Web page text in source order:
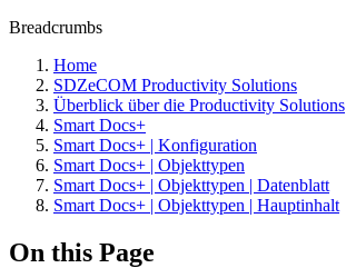
Breadcrumbs
Home
SDZeCOM Productivity Solutions
Überblick über die Productivity Solutions
Smart Docs+
Smart Docs+ | Konfiguration
Smart Docs+ | Objekttypen
Smart Docs+ | Objekttypen | Datenblatt
Smart Docs+ | Objekttypen | Hauptinhalt
On this Page